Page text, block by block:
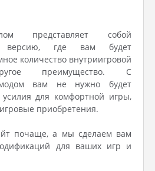
представляет собой
версию, где вам будет
количество внутриигровой
преимущество. С
модом вам не нужно будет
для комфортной игры,
приобретения.
почаще, а мы сделаем вам
для ваших игр и